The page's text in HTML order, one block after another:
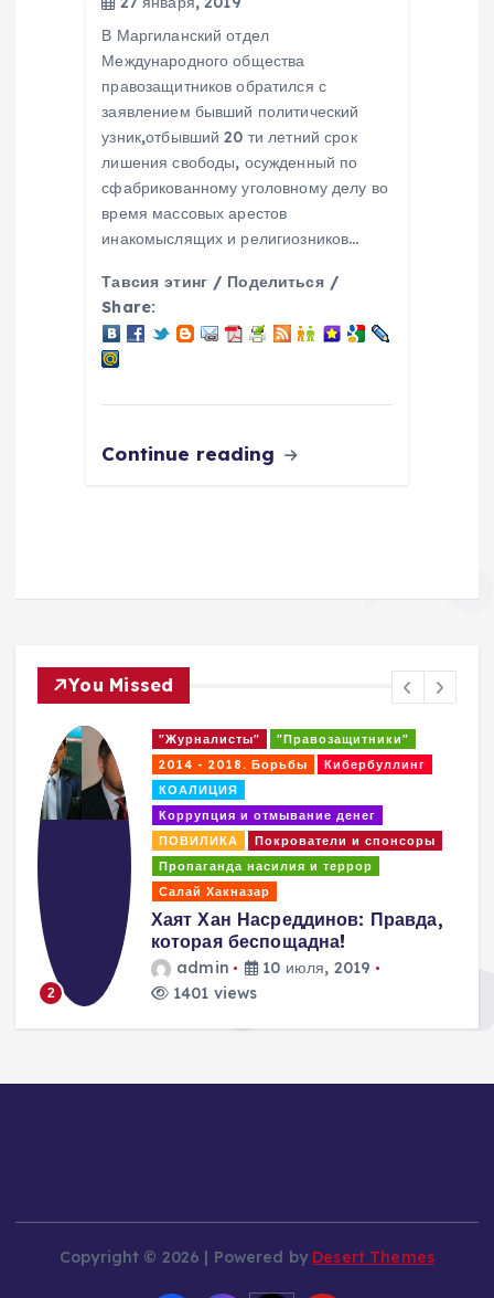
В Маргиланский отдел
Международного общества
правозащитников обратился с
заявлением бывший политический
узник,отбывший 20 ти летний срок
лишения свободы, осужденный по
сфабрикованному уголовному делу во
время массовых арестов
инакомыслящих и религиозников…
Тавсия этинг / Поделиться /
Share:
Continue reading
You Missed
2
"Журналисты"
"Правозащитники"
2014 - 2018. Борьбы
Кибербуллинг
КОАЛИЦИЯ
Коррупция и отмывание денег
ПОВИЛИКА
Покрователи и спонсоры
Пропаганда насилия и террор
Салай Хакназар
Хаят Хан Насреддинов: Правда,
которая беспощадна!
admin
10 июля, 2019
1401 views
Copyright © 2026 | Powered by Desert Themes